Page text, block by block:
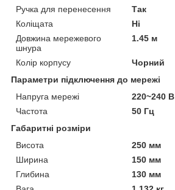
Ручка для перенесення
Так
Коліщата
Ні
Довжина мережевого
шнура
1.45 м
Колір корпусу
Чорний
Параметри підключення до мережі
Напруга мережі
220~240 В
Частота
50 Гц
Габаритні розміри
Висота
250 мм
Ширина
150 мм
Глибина
130 мм